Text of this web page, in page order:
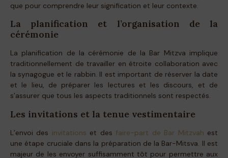
que pour comprendre leur signification et leur contexte.
La planification et l’organisation de la
cérémonie
La planification de la cérémonie de la Bar Mitzva implique
traditionnellement de travailler en étroite collaboration avec
la synagogue et le rabbin. Il est important de réserver la date
et le lieu, de préparer les lectures et les discours, et de
s’assurer que tous les aspects traditionnels sont respectés.
Les invitations et la tenue vestimentaire
L’envoi des invitations et des faire-part de Bar Mitzvah est
une étape cruciale dans la préparation de la Bar-Mitsva. Il est
majeur de les envoyer suffisamment tôt pour permettre aux